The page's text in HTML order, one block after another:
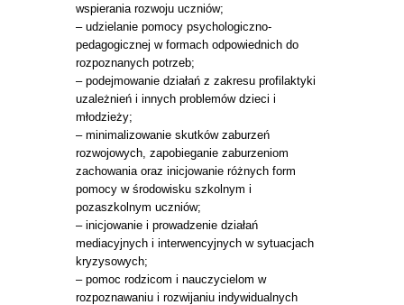
wspierania rozwoju uczniów;
– udzielanie pomocy psychologiczno-
pedagogicznej w formach odpowiednich do
rozpoznanych potrzeb;
– podejmowanie działań z zakresu profilaktyki
uzależnień i innych problemów dzieci i
młodzieży;
– minimalizowanie skutków zaburzeń
rozwojowych, zapobieganie zaburzeniom
zachowania oraz inicjowanie różnych form
pomocy w środowisku szkolnym i
pozaszkolnym uczniów;
– inicjowanie i prowadzenie działań
mediacyjnych i interwencyjnych w sytuacjach
kryzysowych;
– pomoc rodzicom i nauczycielom w
rozpoznawaniu i rozwijaniu indywidualnych